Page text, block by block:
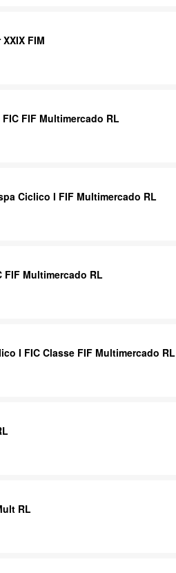
FIM
FIF Multimercado RL
Ciclico I FIF Multimercado RL
FIF Multimercado RL
I FIC Classe FIF Multimercado RL
RL